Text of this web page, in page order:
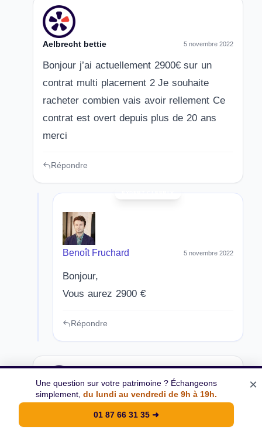
Aelbrecht bettie 5 novembre 2022
Bonjour j’ai actuellement 2900€ sur un
contrat multi placement 2 Je souhaite
racheter combien vais avoir rellement Ce
contrat est overt depuis plus de 20 ans
merci
Répondre
Benoît Fruchard 5 novembre 2022
Bonjour,
Vous aurez 2900 €
Répondre
Desbazeille 18 avril 2023
Ancien de Paribas, je suis insatisfait du
Une question sur votre patrimoine ? Échangeons
simplement, du lundi au vendredi de 9h à 19h.
01 87 66 31 35 ➜
×